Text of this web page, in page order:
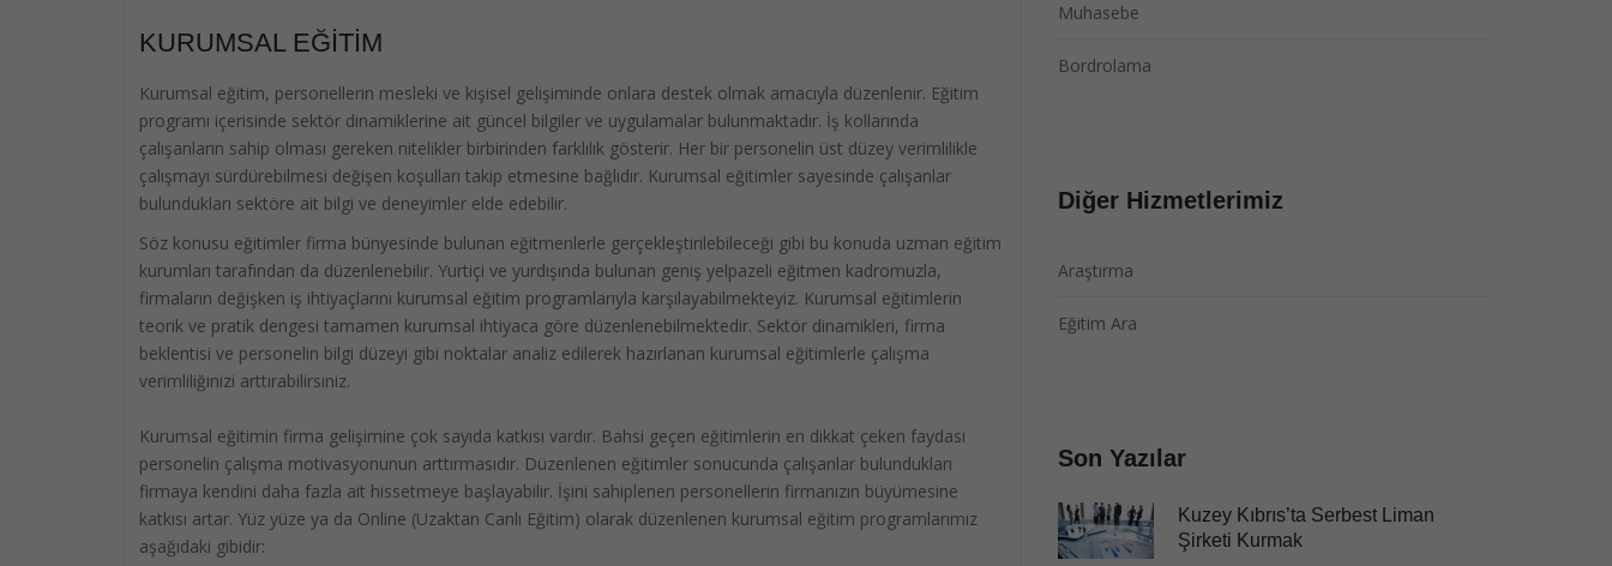
KURUMSAL EĞITIM
Kurumsal eğitim, personellerin mesleki ve kişisel gelişiminde onlara destek olmak amacıyla düzenlenir. Eğitim
programı içerisinde sektör dinamiklerine ait güncel bilgiler ve uygulamalar bulunmaktadır. İş kollarında
çalışanların sahip olması gereken nitelikler birbirinden farklılık gösterir. Her bir personelin üst düzey verimlilikle
çalışmayı sürdürebilmesi değişen koşulları takip etmesine bağlıdır. Kurumsal eğitimler sayesinde çalışanlar
bulundukları sektöre ait bilgi ve deneyimler elde edebilir.
Söz konusu eğitimler firma bünyesinde bulunan eğitmenlerle gerçekleştirilebileceği gibi bu konuda uzman eğitim
kurumları tarafından da düzenlenebilir. Yurtiçi ve yurdışında bulunan geniş yelpazeli eğitmen kadromuzla,
firmaların değişken iş ihtiyaçlarını kurumsal eğitim programlarıyla karşılayabilmekteyiz. Kurumsal eğitimlerin
teorik ve pratik dengesi tamamen kurumsal ihtiyaca göre düzenlenebilmektedir. Sektör dinamikleri, firma
beklentisi ve personelin bilgi düzeyi gibi noktalar analiz edilerek hazırlanan kurumsal eğitimlerle çalışma
verimliliğinizi arttırabilirsiniz.
Kurumsal eğitimin firma gelişimine çok sayıda katkısı vardır. Bahsi geçen eğitimlerin en dikkat çeken faydası
personelin çalışma motivasyonunun arttırmasıdır. Düzenlenen eğitimler sonucunda çalışanlar bulundukları
firmaya kendini daha fazla ait hissetmeye başlayabilir. İşini sahiplenen personellerin firmanızın büyümesine
katkısı artar. Yüz yüze ya da Online (Uzaktan Canlı Eğitim) olarak düzenlenen kurumsal eğitim programlarımız
aşağıdaki gibidir:
Muhasebe
Bordrolama
Diğer Hizmetlerimiz
Araştırma
Eğitim Ara
Son Yazılar
Kuzey Kıbrıs’ta Serbest Liman
Şirketi Kurmak